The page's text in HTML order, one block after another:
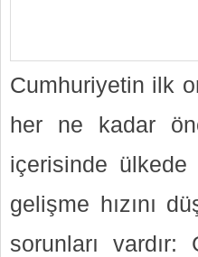
Cumhuriyetin ilk
her ne kadar
içerisinde ülkede
gelişme hızını
sorunları vardır: